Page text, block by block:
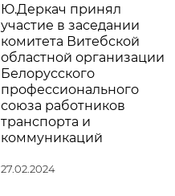
Ю.Деркач принял
участие в заседании
комитета Витебской
областной организации
Белорусского
профессионального
союза работников
транспорта и
коммуникаций
27.02.2024